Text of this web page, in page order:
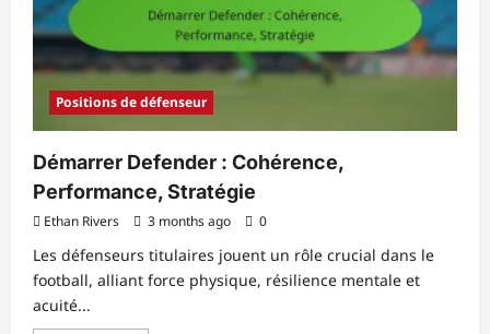
d’entraînement,
Exercices,
Analyse
Positions de défenseur
Démarrer Defender : Cohérence,
Performance, Stratégie
Ethan Rivers 3 months ago 0
Les défenseurs titulaires jouent un rôle crucial dans le
football, alliant force physique, résilience mentale et
acuité...